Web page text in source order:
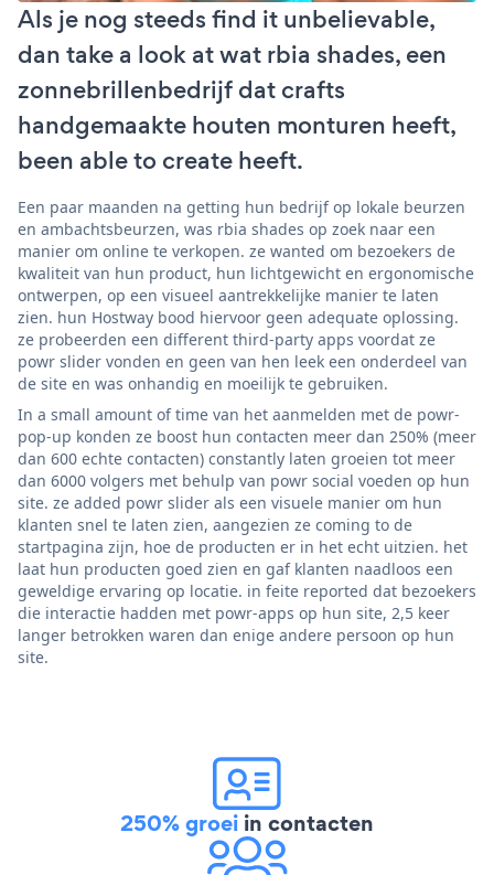
Als je nog steeds find it unbelievable,
dan take a look at wat rbia shades, een
zonnebrillenbedrijf dat crafts
handgemaakte houten monturen heeft,
been able to create heeft.
Een paar maanden na getting hun bedrijf op lokale beurzen
en ambachtsbeurzen, was rbia shades op zoek naar een
manier om online te verkopen. ze wanted om bezoekers de
kwaliteit van hun product, hun lichtgewicht en ergonomische
ontwerpen, op een visueel aantrekkelijke manier te laten
zien. hun Hostway bood hiervoor geen adequate oplossing.
ze probeerden een different third-party apps voordat ze
powr slider vonden en geen van hen leek een onderdeel van
de site en was onhandig en moeilijk te gebruiken.
In a small amount of time van het aanmelden met de powr-
pop-up konden ze boost hun contacten meer dan 250% (meer
dan 600 echte contacten) constantly laten groeien tot meer
dan 6000 volgers met behulp van powr social voeden op hun
site. ze added powr slider als een visuele manier om hun
klanten snel te laten zien, aangezien ze coming to de
startpagina zijn, hoe de producten er in het echt uitzien. het
laat hun producten goed zien en gaf klanten naadloos een
geweldige ervaring op locatie. in feite reported dat bezoekers
die interactie hadden met powr-apps op hun site, 2,5 keer
langer betrokken waren dan enige andere persoon op hun
site.
250% groei in contacten